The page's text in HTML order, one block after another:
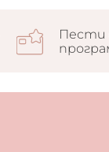
Пести